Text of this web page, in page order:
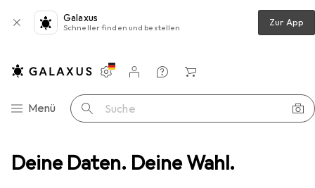
Deine Daten. Deine Wahl.
Galaxus
Schneller finden und bestellen Zur App
Navigation nach Kategorien
Menü Suche
Einstellungen
Kundenkonto
Vergleichslisten
Merklisten
Warenkorb
Comair Flex-Wkl. lang 14x254mm blau 6er